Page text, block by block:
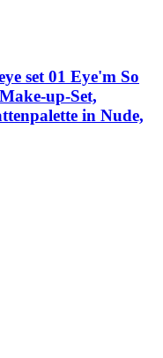
set 01 Eye'm So
up-Set,
in Nude,